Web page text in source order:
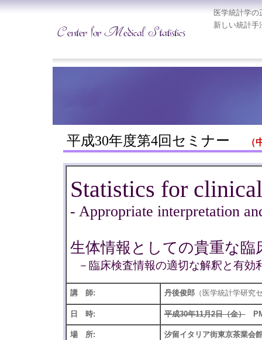
医学統計学
新しい統計手
平成30年度第4回セミナー （
Statistics for
- Appropriate interpretation
生体情報としての貴重な臨
－臨床検査情報の適切な解釈と有効
講 師: 丹後俊郎（医学統計学研究
日 時: 平成30年11月2日（金）
場 所: 汐留イタリア街東京茶業会